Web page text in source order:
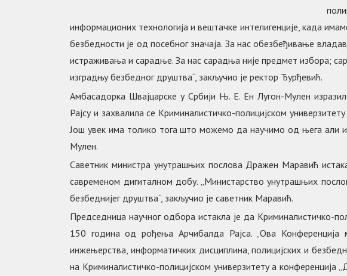
информационих технологија и вештачке интелигенције, када
безбедности је од посебног значаја. За нас обезбеђивање
истраживања и сарадње. За нас сарадња није предмет избора;
изградњу безбедног друштва“, закључио је ректор Ђурђевић.
Амбасадорка Швајцарске у Србији Њ. Е. Ен Лугон-Мулен
Рајсу и захвалила се Криминалистичко-полицијском
Још увек има толико тога што можемо да научимо од њега али
Мулен.
Саветник министра унутрашњих послова Дражен Маравић
савременом дигиталном добу. „Министарство унутрашњих
безбеднијег друштва“, закључио је саветник Маравић.
Председница научног одбора истакла је да Криминалистичко-
150 година од рођења Арчибалда Рајса. „Ова Конференција
инжењерства, информатичких дисциплина, полицијских и
на Криминалистичко-полицијском универзитету а конференција